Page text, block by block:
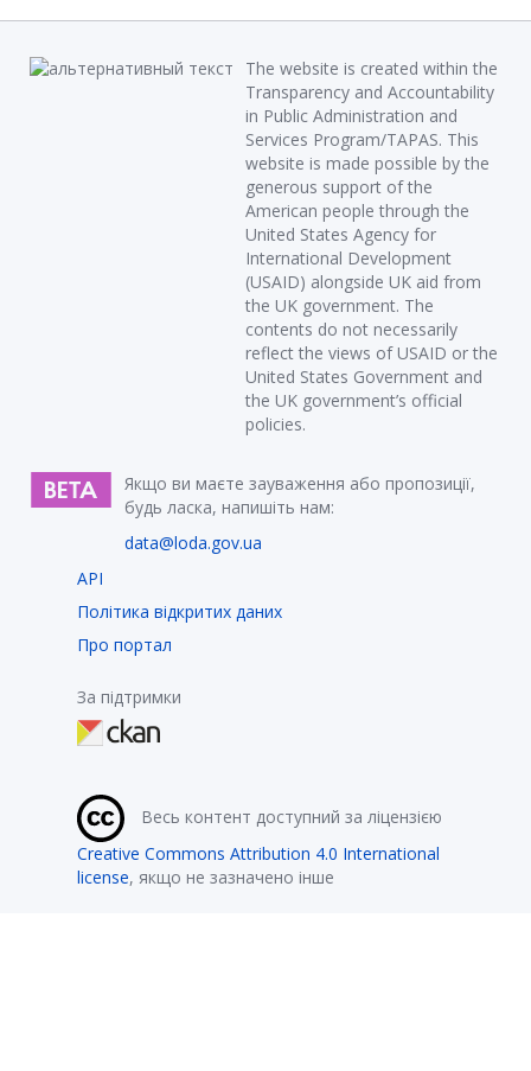
The website is created within the
Transparency and Accountability
in Public Administration and
Services Program/TAPAS. This
website is made possible by the
generous support of the
American people through the
United States Agency for
International Development
(USAID) alongside UK aid from
the UK government. The
contents do not necessarily
reflect the views of USAID or the
United States Government and
the UK government’s official
policies.
Якщо ви маєте зауваження або пропозиції,
будь ласка, напишіть нам:
data@loda.gov.ua
API
Політика відкритих даних
Про портал
За підтримки
Весь контент доступний за ліцензією
Creative Commons Attribution 4.0 International
license, якщо не зазначено інше